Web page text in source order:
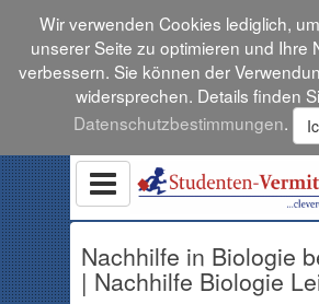
Wir verwenden Cookies lediglich,
unserer Seite zu optimieren und Ihre
verbessern. Sie können der
widersprechen. Details finden
Datenschutzbestimmungen.
Nachhilfe in Biologie
| Nachhilfe Biologie